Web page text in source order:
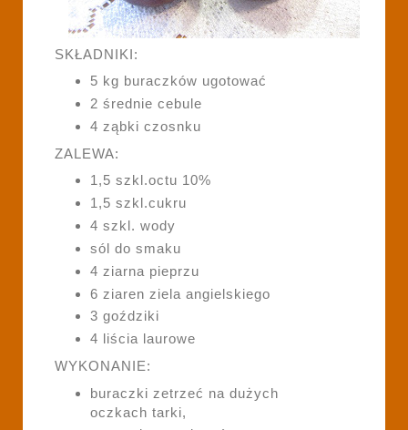
SKŁADNIKI:
5 kg buraczków ugotować
2 średnie cebule
4 ząbki czosnku
ZALEWA:
1,5 szkl.octu 10%
1,5 szkl.cukru
4 szkl. wody
sól do smaku
4 ziarna pieprzu
6 ziaren ziela angielskiego
3 goździki
4 liścia laurowe
WYKONANIE:
buraczki zetrzeć na dużych
oczkach tarki,